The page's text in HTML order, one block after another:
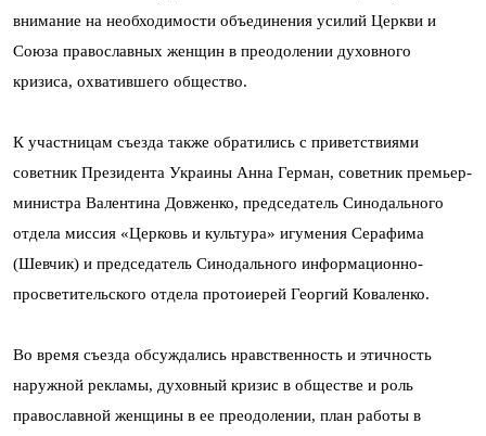
внимание на необходимости объединения усилий Церкви и
Союза православных женщин в преодолении духовного
кризиса, охватившего общество.
К участницам съезда также обратились с приветствиями
советник Президента Украины Анна Герман, советник премьер-
министра Валентина Довженко, председатель Синодального
отдела миссия «Церковь и культура» игумения Серафима
(Шевчик) и председатель Синодального информационно-
просветительского отдела протоиерей Георгий Коваленко.
Во время съезда обсуждались нравственность и этичность
наружной рекламы, духовный кризис в обществе и роль
православной женщины в ее преодолении, план работы в